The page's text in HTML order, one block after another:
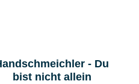
- Du
bist nicht allein